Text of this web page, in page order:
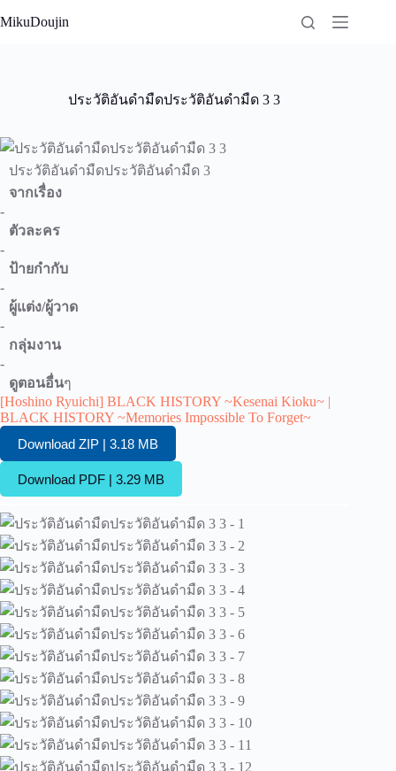
to
MikuDoujin
ประวัติอันดำมืดประวัติอันดำมืด 3 3
ประวัติอันดำมืดประวัติอันดำมืด 3
จากเรื่อง
-
ตัวละคร
-
ป้ายกำกับ
-
ผู้แต่ง/ผู้วาด
-
กลุ่มงาน
-
ดูตอนอื่นๆ
[Hoshino Ryuichi] BLACK HISTORY ~Kesenai Kioku~ |
BLACK HISTORY ~Memories Impossible To Forget~
Download ZIP | 3.18 MB
Download PDF | 3.29 MB